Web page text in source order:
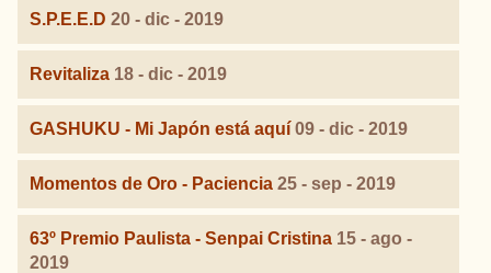
S.P.E.E.D 20 - dic - 2019
Revitaliza 18 - dic - 2019
GASHUKU - Mi Japón está aquí 09 - dic - 2019
Momentos de Oro - Paciencia 25 - sep - 2019
63º Premio Paulista - Senpai Cristina 15 - ago -
2019